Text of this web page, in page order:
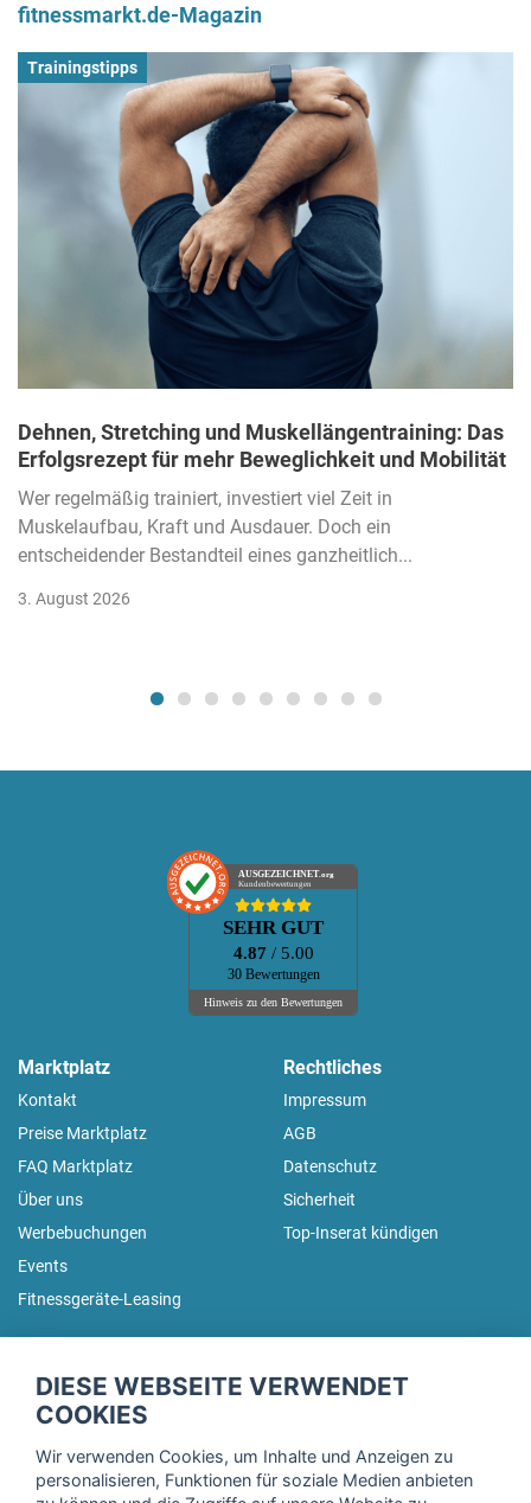
fitnessmarkt.de-Magazin
Trainingstipps
Dehnen, Stretching und Muskellängentraining: Das
Erfolgsrezept für mehr Beweglichkeit und Mobilität
Wer regelmäßig trainiert, investiert viel Zeit in
Muskelaufbau, Kraft und Ausdauer. Doch ein
entscheidender Bestandteil eines ganzheitlich...
3. August 2026
AUSGEZEICHNET.org
Kundenbewertungen
SEHR GUT
4.87 / 5.00
30 Bewertungen
Hinweis zu den Bewertungen
Marktplatz
Kontakt
Preise Marktplatz
FAQ Marktplatz
Über uns
Werbebuchungen
Events
Fitnessgeräte-Leasing
Rechtliches
Impressum
AGB
Datenschutz
Sicherheit
Top-Inserat kündigen
Trage dich hier für unseren Newsletter ein und erhalte regelmäßig
DIESE WEBSEITE VERWENDET
COOKIES
Wir verwenden Cookies, um Inhalte und Anzeigen zu
personalisieren, Funktionen für soziale Medien anbieten